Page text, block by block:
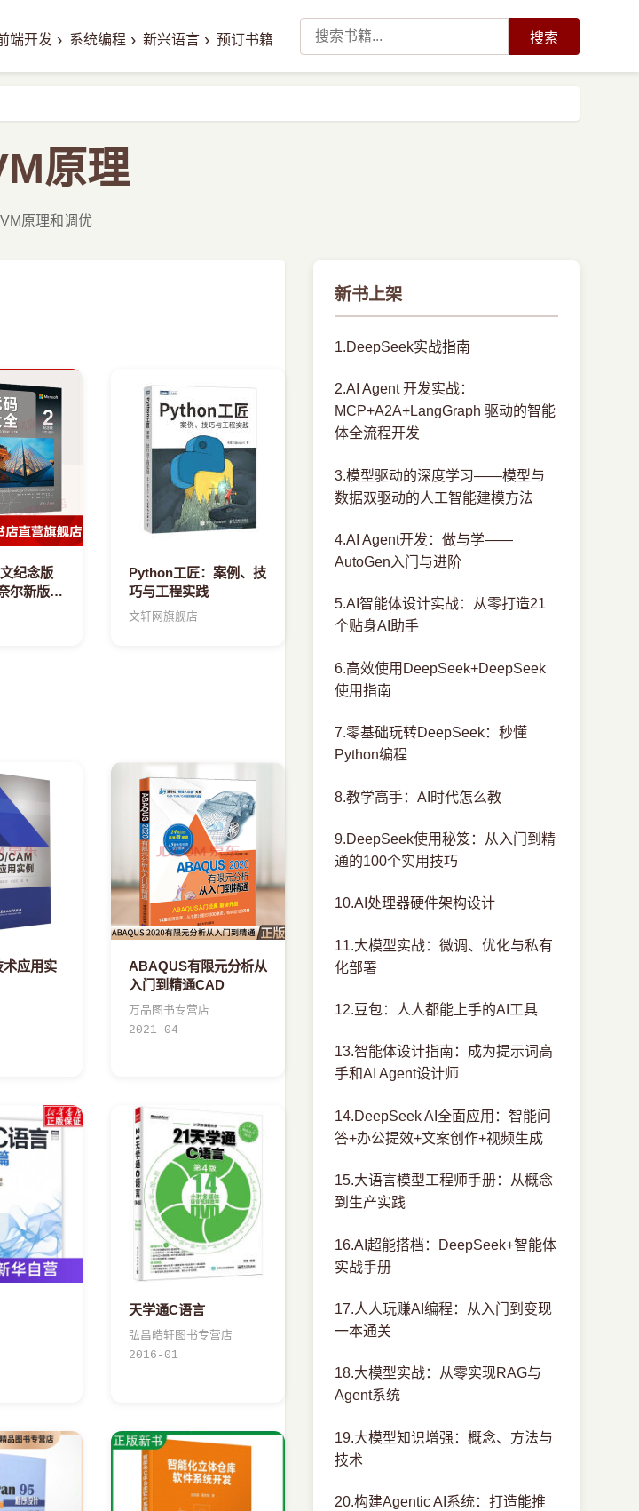
端开发 › 系统编程 › 新兴语言 › 预订书籍 搜索
原理
原理和调优
纪念版
尔新版软
之作电
Python工匠：案例、技
巧与工程实践
文轩网旗舰店
应用实
ABAQUS有限元分析从
入门到精通CAD
万品图书专营店
2021-04
天学通C语言
弘昌皓轩图书专营店
2016-01
新书上架
1.DeepSeek实战指南
2.AI Agent 开发实战：
MCP+A2A+LangGraph 驱动的智能
体全流程开发
3.模型驱动的深度学习——模型与
数据双驱动的人工智能建模方法
4.AI Agent开发：做与学——
AutoGen入门与进阶
5.AI智能体设计实战：从零打造21
个贴身AI助手
6.高效使用DeepSeek+DeepSeek
使用指南
7.零基础玩转DeepSeek：秒懂
Python编程
8.教学高手：AI时代怎么教
9.DeepSeek使用秘笈：从入门到精
通的100个实用技巧
10.AI处理器硬件架构设计
11.大模型实战：微调、优化与私有
化部署
12.豆包：人人都能上手的AI工具
13.智能体设计指南：成为提示词高
手和AI Agent设计师
14.DeepSeek AI全面应用：智能问
答+办公提效+文案创作+视频生成
15.大语言模型工程师手册：从概念
到生产实践
16.AI超能搭档：DeepSeek+智能体
实战手册
17.人人玩赚AI编程：从入门到变现
一本通关
18.大模型实战：从零实现RAG与
Agent系统
19.大模型知识增强：概念、方法与
技术
20.构建Agentic AI系统：打造能推